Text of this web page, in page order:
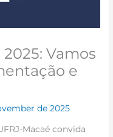
Vamos
e
de 2025
Macaé convida